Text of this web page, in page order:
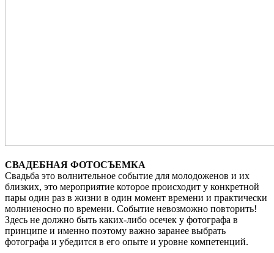
СВАДЕБНАЯ ФОТОСЪЕМКА
Свадьба это волнительное событие для молодоженов и их
близких, это мероприятие которое происходит у конкретной
пары один раз в жизни в один момент времени и практически
молниеносно по времени. Событие невозможно повторить!
Здесь не должно быть каких-либо осечек у фотографа в
принципе и именно поэтому важно заранее выбрать
фотографа и убедится в его опыте и уровне компетенций.